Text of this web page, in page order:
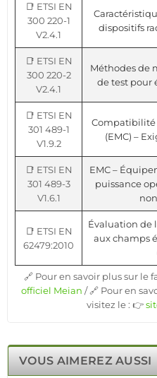
📑 ETSI EN
300 220-1
V2.4.1
dispositifs
📑 ETSI EN
300 220-2
V2.4.1
Méthodes de
de test pour
📑 ETSI EN
301 489-1
V1.9.2
(EMC) –
📑 ETSI EN
301 489-3
V1.6.1
EMC –
puissance
📑 ETSI EN
62479:2010
Évaluation de
aux champs
🔗 Pour en savoir plus sur le
officiel Meian / 🔗 Pour en
visitez le : 👉
VOUS AIMEREZ AUSSI